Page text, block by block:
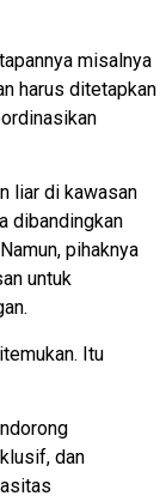
misalnya
harus ditetapkan
liar di kawasan
dibandingkan
pihaknya
untuk
Itu
dan